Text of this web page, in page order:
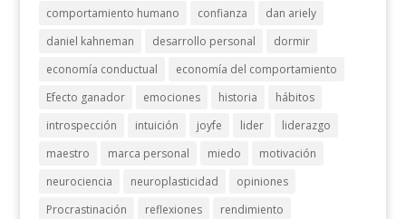
comportamiento humano
confianza
dan ariely
daniel kahneman
desarrollo personal
dormir
economía conductual
economía del comportamiento
Efecto ganador
emociones historia
hábitos
introspección
intuición joyfe lider
liderazgo
maestro
marca personal miedo
motivación
neurociencia
neuroplasticidad
opiniones
Procrastinación
reflexiones
rendimiento